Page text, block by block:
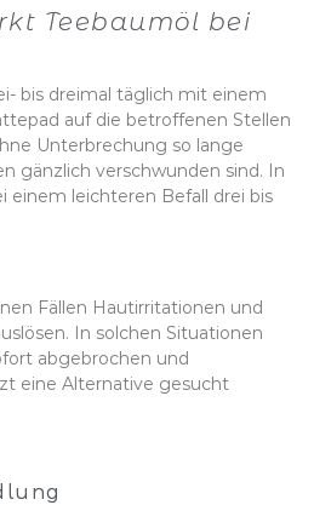
Teebaumöl bei
bis dreimal täglich mit einem
auf die betroffenen Stellen
Unterbrechung so lange
gänzlich verschwunden sind. In
einem leichteren Befall drei bis
Fällen Hautirritationen und
In solchen Situationen
abgebrochen und
eine Alternative gesucht